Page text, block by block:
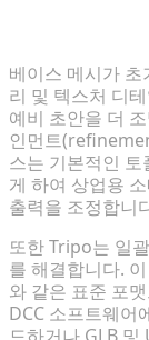
베이스 메시가
리 및 텍스처 디
예비 초안을 더
인먼트
스는 기본적인
게 하여 상업용
출력을 조정합니
또한 Tripo는 일
를 해결합니다.
와 같은 표준 포
DCC 소프트웨어